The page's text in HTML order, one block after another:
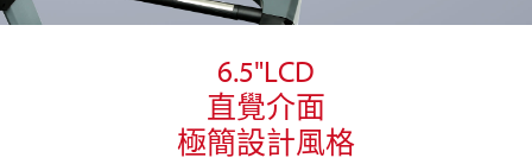
6.5"LCD
直覺介面
極簡設計風格